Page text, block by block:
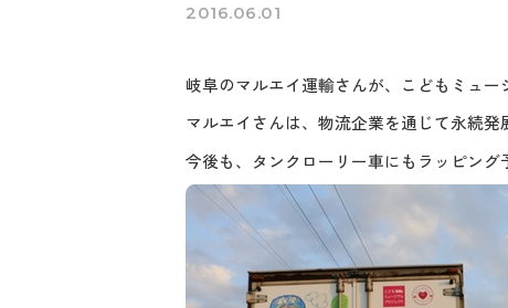
2016.06.01
岐阜のマルエイ運輸さんが、こどもミュー
マルエイさんは、物流企業を通じて永続発
今後も、タンクローリー車にもラッピング